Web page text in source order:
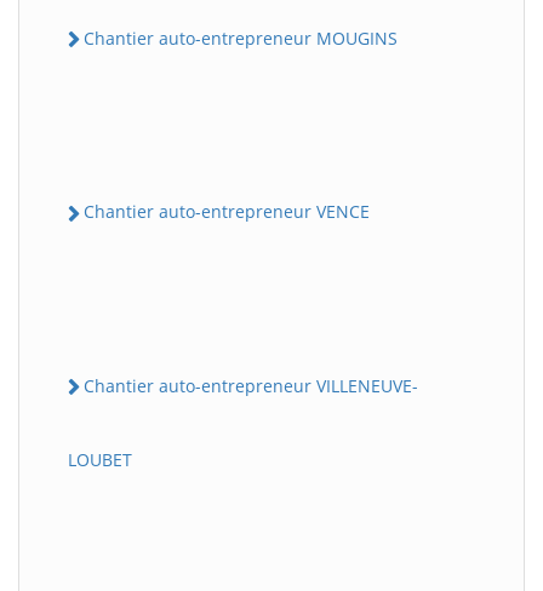
Chantier auto-entrepreneur MOUGINS
Chantier auto-entrepreneur VENCE
Chantier auto-entrepreneur VILLENEUVE-
LOUBET